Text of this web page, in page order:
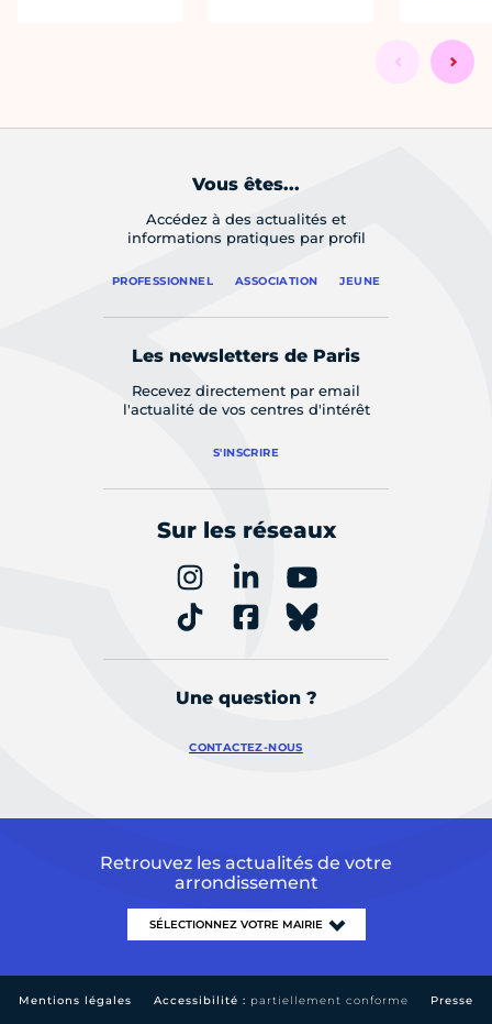
Vous êtes...
Accédez à des actualités et
informations pratiques par profil
PROFESSIONNEL ASSOCIATION JEUNE
Les newsletters de Paris
Recevez directement par email
l'actualité de vos centres d'intérêt
S'INSCRIRE
Sur les réseaux
Une question ?
CONTACTEZ-NOUS
Retrouvez les actualités de votre
arrondissement
Mentions légales Accessibilité : partiellement conforme Presse